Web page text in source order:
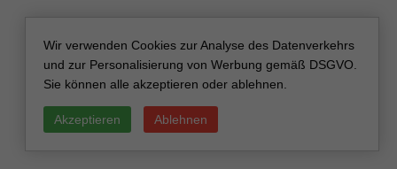
Eine andere Größe oder Farbe?
Aufträge!
Wir verwenden Cookies zur Analyse des Datenverkehrs
und zur Personalisierung von Werbung gemäß DSGVO.
Sie können alle akzeptieren oder ablehnen.
Akzeptieren Ablehnen